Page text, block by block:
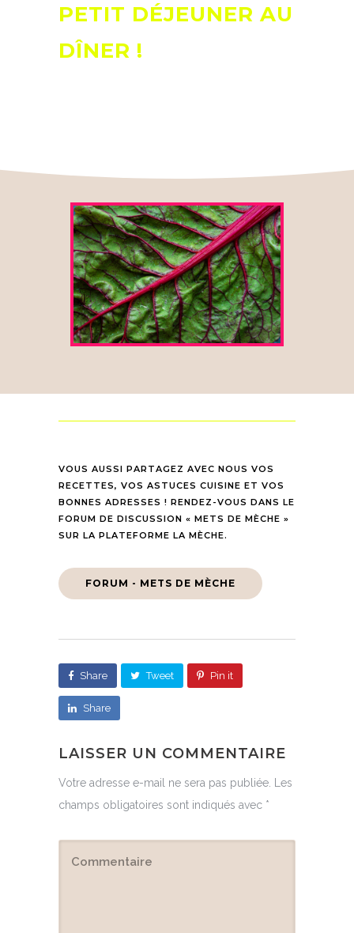
PETIT DÉJEUNER AU
DÎNER !
VOUS AUSSI PARTAGEZ AVEC NOUS VOS
RECETTES, VOS ASTUCES CUISINE ET VOS
BONNES ADRESSES ! RENDEZ-VOUS DANS LE
FORUM DE DISCUSSION « METS DE MÈCHE »
SUR LA PLATEFORME LA MÈCHE.
FORUM - METS DE MÈCHE
Share Tweet Pin it
Share
LAISSER UN COMMENTAIRE
Votre adresse e-mail ne sera pas publiée. Les
champs obligatoires sont indiqués avec *